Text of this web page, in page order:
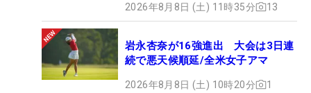
2026年8月8日 (土) 11時35分 13
岩永杏奈が16強進出 大会は3日連
続で悪天候順延/全米女子アマ
2026年8月8日 (土) 10時20分 1